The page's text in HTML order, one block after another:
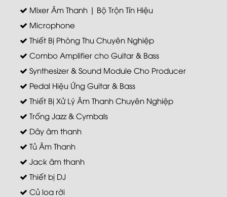
Mixer Âm Thanh | Bộ Trộn Tín Hiệu
Microphone
Thiết Bị Phòng Thu Chuyên Nghiệp
Combo Amplifier cho Guitar & Bass
Synthesizer & Sound Module Cho Producer
Pedal Hiệu Ứng Guitar & Bass
Thiết Bị Xử Lý Âm Thanh Chuyên Nghiệp
Trống Jazz & Cymbals
Dây âm thanh
Tủ Âm Thanh
Jack âm thanh
Thiết bị DJ
Củ loa rời